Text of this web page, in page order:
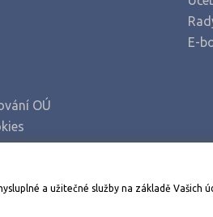
Pardubice (2)
Plzeň-jih (1)
OÚ
Stáhněte si aplikaci
E-
a užitečné služby na základě Vašich